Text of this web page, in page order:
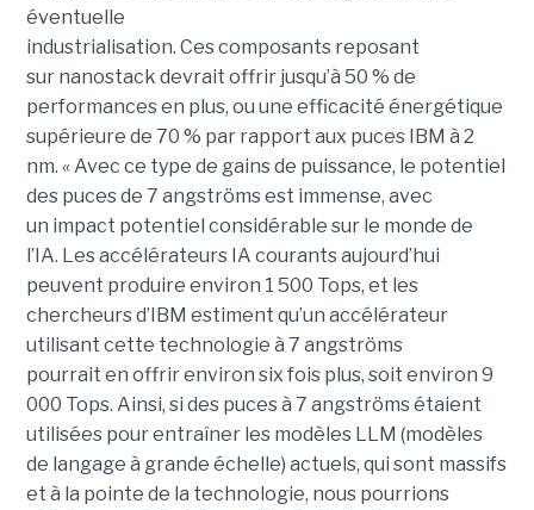
éventuelle
industrialisation. Ces composants reposant
sur nanostack devrait offrir jusqu’à 50 % de
performances en plus, ou une efficacité énergétique
supérieure de 70 % par rapport aux puces IBM à 2
nm. « Avec ce type de gains de puissance, le potentiel
des puces de 7 angströms est immense, avec
un impact potentiel considérable sur le monde de
l’IA. Les accélérateurs IA courants aujourd’hui
peuvent produire environ 1 500 Tops, et les
chercheurs d’IBM estiment qu’un accélérateur
utilisant cette technologie à 7 angströms
pourrait en offrir environ six fois plus, soit environ 9
000 Tops. Ainsi, si des puces à 7 angströms étaient
utilisées pour entraîner les modèles LLM (modèles
de langage à grande échelle) actuels, qui sont massifs
et à la pointe de la technologie, nous pourrions